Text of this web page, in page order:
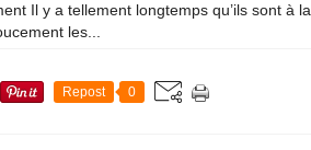
Il y a tellement longtemps qu’ils sont à la
les...
Repost 0